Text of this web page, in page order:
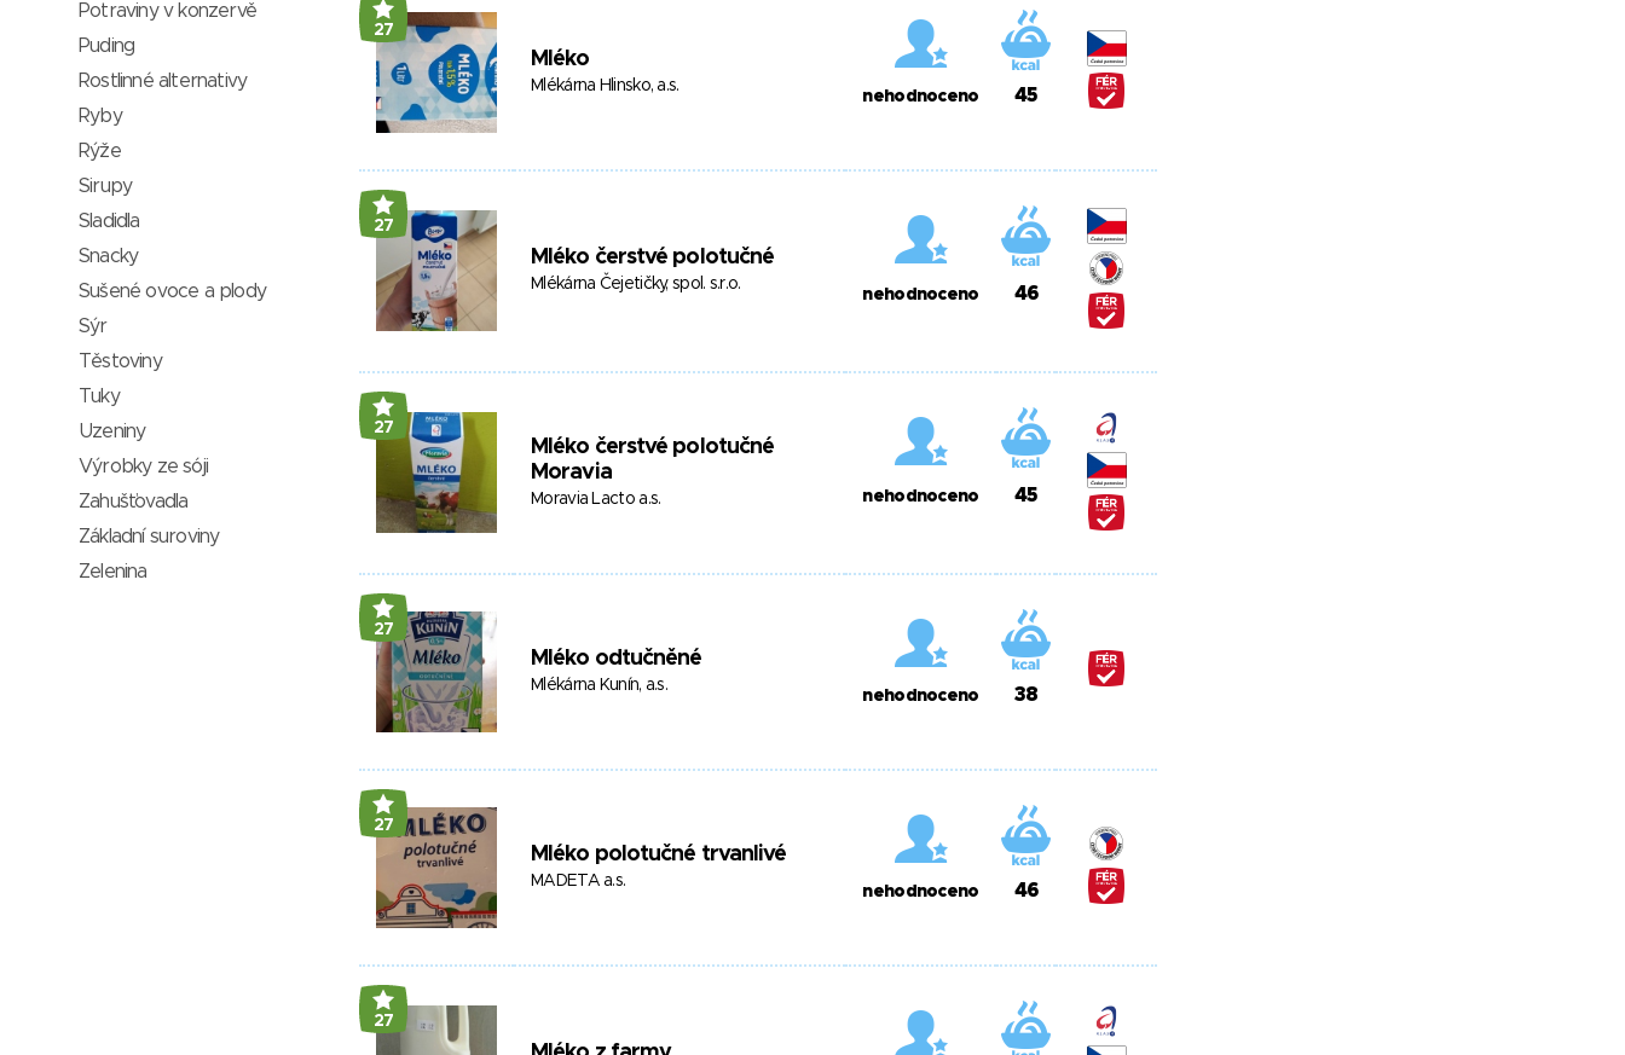
27
Mléko
Mlékárna Hlinsko, a.s.
nehodnoceno 45
27
Mléko čerstvé polotučné
Mlékárna Čejetičky, spol. s.r.o.
nehodnoceno 46
27
Mléko čerstvé polotučné
Moravia
Moravia Lacto a.s. nehodnoceno 45
27
Mléko odtučněné
Mlékárna Kunín, a.s.
nehodnoceno 38
27
Mléko polotučné trvanlivé
MADETA a.s.
nehodnoceno 46
27
Potraviny v konzervě
Puding
Rostlinné alternativy
Ryby
Rýže
Sirupy
Sladidla
Snacky
Sušené ovoce a plody
Sýr
Těstoviny
Tuky
Uzeniny
Výrobky ze sóji
Zahušťovadla
Základní suroviny
Zelenina